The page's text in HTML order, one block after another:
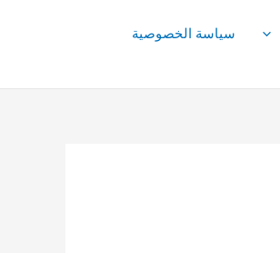
سياسة الخصوصية